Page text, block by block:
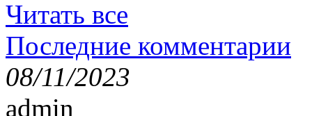
Читать все
Последние комментарии
08/11/2023
admin